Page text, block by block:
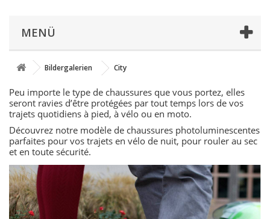
MENÜ
Bildergalerien City
Peu importe le type de chaussures que vous portez, elles
seront ravies d’être protégées par tout temps lors de vos
trajets quotidiens à pied, à vélo ou en moto.
Découvrez notre modèle de chaussures photoluminescentes
parfaites pour vos trajets en vélo de nuit, pour rouler au sec
et en toute sécurité.